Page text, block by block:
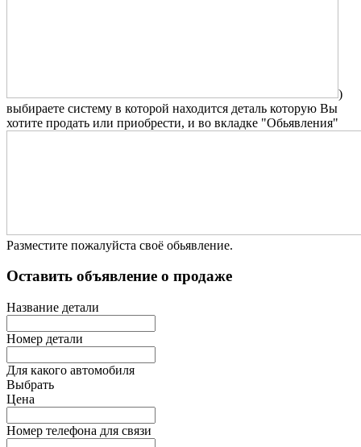
)
выбираете систему в которой находится деталь которую Вы
хотите продать или приобрести, и во вкладке "Обьявления"
Разместите пожалуйста своё обьявление.
Оставить объявление о продаже
Название детали
Номер детали
Для какого автомобиля
Выбрать
Цена
Номер телефона для связи